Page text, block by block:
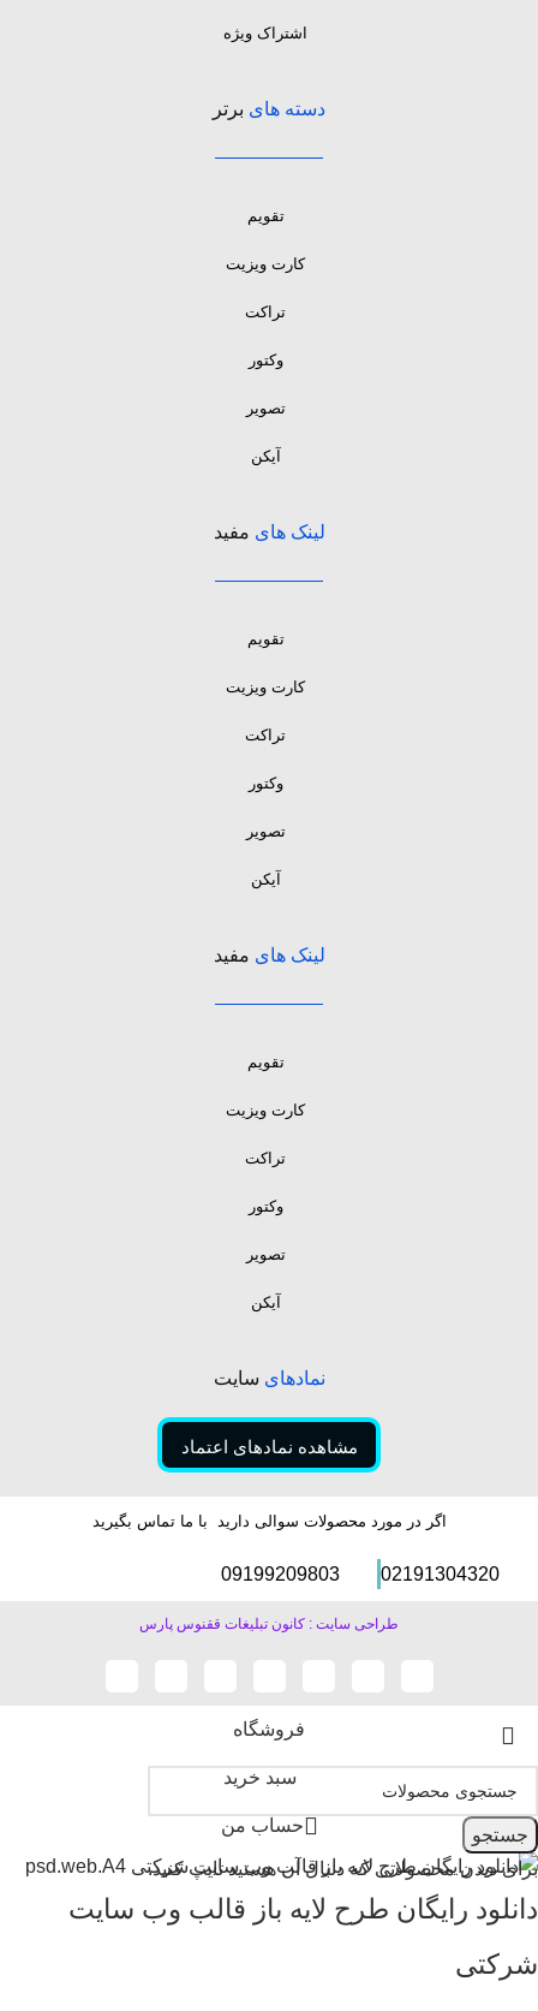
اشتراک ویژه
دسته های برتر
تقویم
کارت ویزیت
تراکت
وکتور
تصویر
آیکن
لینک های مفید
تقویم
کارت ویزیت
تراکت
وکتور
تصویر
آیکن
لینک های مفید
تقویم
کارت ویزیت
تراکت
وکتور
تصویر
آیکن
نمادهای سایت
مشاهده نمادهای اعتماد
اگر در مورد محصولات سوالی دارید با ما تماس بگیرید
02191304320
09199209803
طراحی سایت : کانون تبلیغات ققنوس پارس
جستجو
برای دیدن محصولاتی که دنبال آن هستید تایپ کنید.
فروشگاه
سبد خرید
حساب من
دانلود رایگان طرح لایه باز قالب وب سایت
شرکتی